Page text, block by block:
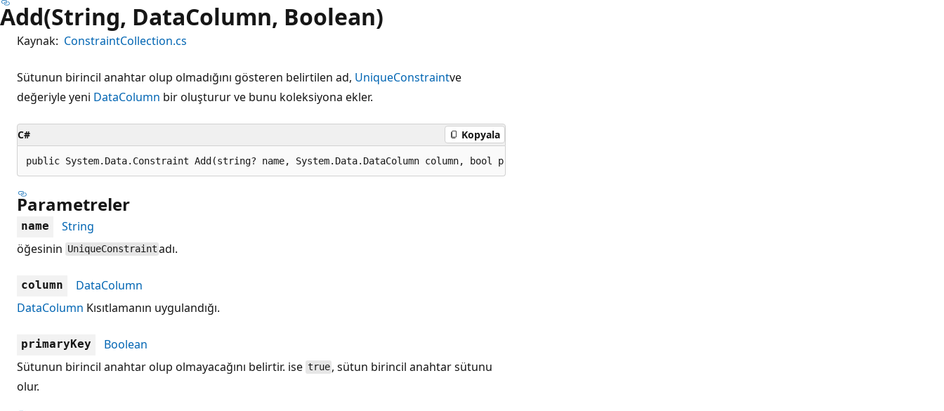
Add(String, DataColumn, Boolean)
Kaynak: ConstraintCollection.cs
Sütunun birincil anahtar olup olmadığını gösteren belirtilen ad, UniqueConstraintve
değeriyle yeni DataColumn bir oluşturur ve bunu koleksiyona ekler.
C# Kopyala
public System.Data.Constraint Add(string? name, System.Data.DataColumn column, bool primaryKey);
Parametreler
name
String
öğesinin UniqueConstraint adı.
column
DataColumn
DataColumn Kısıtlamanın uygulandığı.
primaryKey
Boolean
Sütunun birincil anahtar olup olmayacağını belirtir. ise true , sütun birincil anahtar sütunu
olur.